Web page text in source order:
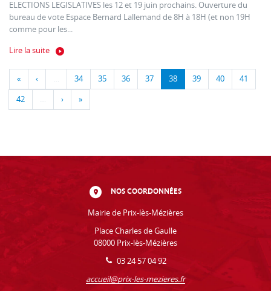
ELECTIONS LEGISLATIVES les 12 et 19 juin prochains. Ouverture du
bureau de vote Espace Bernard Lallemand de 8H à 18H (et non 19H
comme pour les...
Lire la suite
« ‹ … 34 35 36 37 38 39 40 41
42 … › »
NOS COORDONNÉES
Mairie de Prix-lès-Mézières
Place Charles de Gaulle
08000 Prix-lès-Mézières
03 24 57 04 92
accueil@prix-les-mezieres.fr